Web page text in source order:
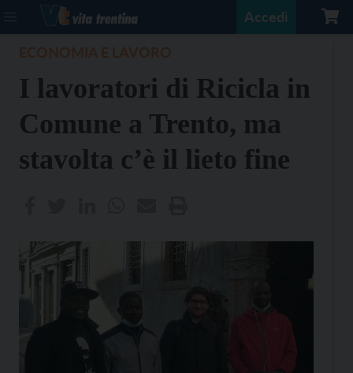
Accedi
I lavoratori di Ricicla in
Comune a Trento, ma
stavolta c’è il lieto fine